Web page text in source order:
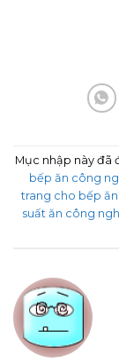
Mục nhập này đã
bếp ăn công
trang cho bếp
suất ăn công